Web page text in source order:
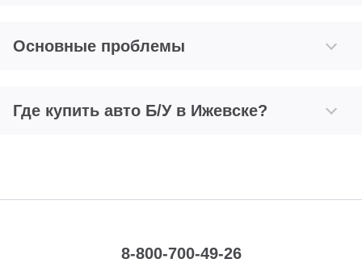
Основные проблемы
Где купить авто Б/У в Ижевске?
8-800-700-49-26